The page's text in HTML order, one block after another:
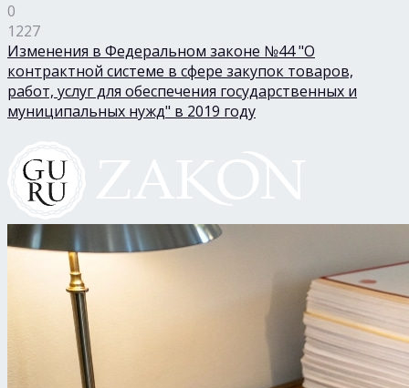
0
1227
Изменения в Федеральном законе №44 "О
контрактной системе в сфере закупок товаров,
работ, услуг для обеспечения государственных и
муниципальных нужд" в 2019 году